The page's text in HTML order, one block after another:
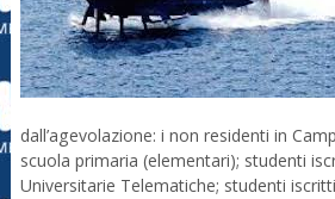
dall’agevolazione: i non residenti in
scuola primaria (elementari); studenti
Universitarie Telematiche; studenti